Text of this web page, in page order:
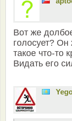
Вот же
голосует?
такое что-то
Видать его